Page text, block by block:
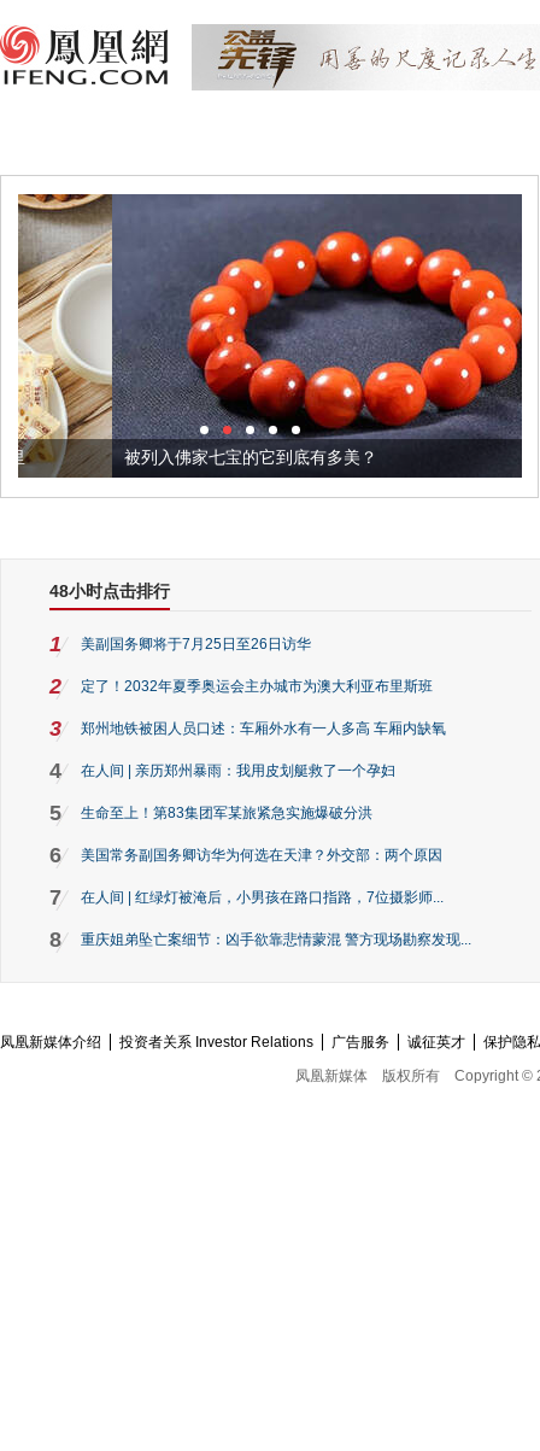
被列入佛家七宝的它到底有多美？
48小时点击排行
1 美副国务卿将于7月25日至26日访华
2 定了！2032年夏季奥运会主办城市为澳大利亚布里斯班
3 郑州地铁被困人员口述：车厢外水有一人多高 车厢内缺氧
4 在人间 | 亲历郑州暴雨：我用皮划艇救了一个孕妇
5 生命至上！第83集团军某旅紧急实施爆破分洪
6 美国常务副国务卿访华为何选在天津？外交部：两个原因
7 在人间 | 红绿灯被淹后，小男孩在路口指路，7位摄影师...
8 重庆姐弟坠亡案细节：凶手欲靠悲情蒙混 警方现场勘察发现...
凤凰新媒体介绍 投资者关系 Investor Relations 广告服务 诚征英才
保护隐
凤凰新媒体
版权所有 Copyright ©